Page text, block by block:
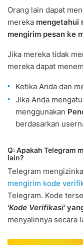
Orang lain dapat
mereka mengetahui
mengirim pesan ke
Jika mereka tidak
mereka dapat
Ketika Anda dan
Jika Anda
menggunakan
berdasarkan
Q: Apakah Telegram
lain?
Telegram
mengirim kode
Telegram. Kode
'Kode Verifikasi'
menyalinnya secara